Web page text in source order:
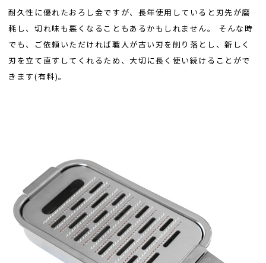
耐久性に優れたおろし金ですが、長年使用していると刃先が磨
耗し、切れ味も悪くなることもあるかもしれません。 そんな時
でも、ご依頼いただければ職人が古い刃を削り落とし、新しく
刃を立て直すしてくれるため、大切に長く使い続けることがで
きます(有料)。